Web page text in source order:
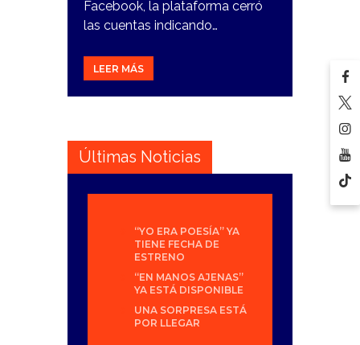
Facebook, la plataforma cerró
las cuentas indicando…
LEER MÁS
Últimas Noticias
“YO ERA POESÍA” YA
TIENE FECHA DE
ESTRENO
“EN MANOS AJENAS”
YA ESTÁ DISPONIBLE
UNA SORPRESA ESTÁ
POR LLEGAR